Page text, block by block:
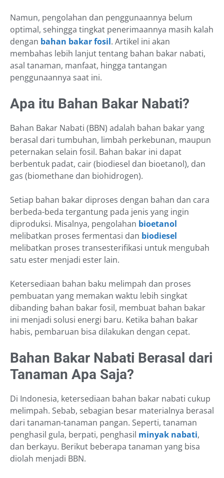
Namun, pengolahan dan penggunaannya belum
optimal, sehingga tingkat penerimaannya masih kalah
dengan bahan bakar fosil. Artikel ini akan
membahas lebih lanjut tentang bahan bakar nabati,
asal tanaman, manfaat, hingga tantangan
penggunaannya saat ini.
Apa itu Bahan Bakar Nabati?
Bahan Bakar Nabati (BBN) adalah bahan bakar yang
berasal dari tumbuhan, limbah perkebunan, maupun
peternakan selain fosil. Bahan bakar ini dapat
berbentuk padat, cair (biodiesel dan bioetanol), dan
gas (biomethane dan biohidrogen).
Setiap bahan bakar diproses dengan bahan dan cara
berbeda-beda tergantung pada jenis yang ingin
diproduksi. Misalnya, pengolahan bioetanol
melibatkan proses fermentasi dan biodiesel
melibatkan proses transesterifikasi untuk mengubah
satu ester menjadi ester lain.
Ketersediaan bahan baku melimpah dan proses
pembuatan yang memakan waktu lebih singkat
dibanding bahan bakar fosil, membuat bahan bakar
ini menjadi solusi energi baru. Ketika bahan bakar
habis, pembaruan bisa dilakukan dengan cepat.
Bahan Bakar Nabati Berasal dari
Tanaman Apa Saja?
Di Indonesia, ketersediaan bahan bakar nabati cukup
melimpah. Sebab, sebagian besar materialnya berasal
dari tanaman-tanaman pangan. Seperti, tanaman
penghasil gula, berpati, penghasil minyak nabati,
dan berkayu. Berikut beberapa tanaman yang bisa
diolah menjadi BBN.